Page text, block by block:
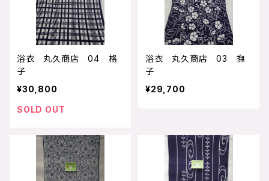
浴衣 丸久商店 04 格
子
¥30,800
SOLD OUT
浴衣 丸久商店 03 撫
子
¥29,700